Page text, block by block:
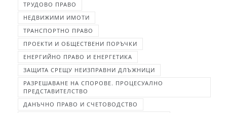
ТРУДОВО ПРАВО
НЕДВИЖИМИ ИМОТИ
ТРАНСПОРТНО ПРАВО
ПРОЕКТИ И ОБЩЕСТВЕНИ ПОРЪЧКИ
ЕНЕРГИЙНО ПРАВО И ЕНЕРГЕТИКА
ЗАЩИТА СРЕЩУ НЕИЗПРАВНИ ДЛЪЖНИЦИ
РАЗРЕШАВАНЕ НА СПОРОВЕ. ПРОЦЕСУАЛНО
ПРЕДСТАВИТЕЛСТВО
ДАНЪЧНО ПРАВО И СЧЕТОВОДСТВО